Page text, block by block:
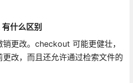
什么区别
更改。checkout 可能更健壮，
改，而且还允许通过检索文件的